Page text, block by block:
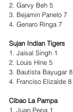
2. Garvy Beh 5
3. Bejamin Panelo 7
4. Genaro Ringa 7
Sujan Indian Tigers
1. Jaisal Singh 1
2. Louis Hine 5
3. Bautista Bayugar 8
4. Franciso Elizalde 8
Cibao La Pampa
1. Juan Pepa 1